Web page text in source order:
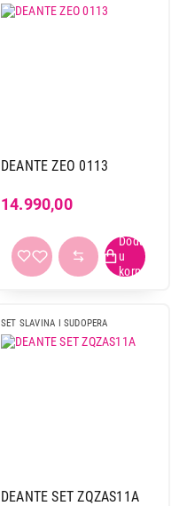
DEANTE ZEO 0113
14.990,00
SET SLAVINA I SUDOPERA
DEANTE SET ZQZAS11A